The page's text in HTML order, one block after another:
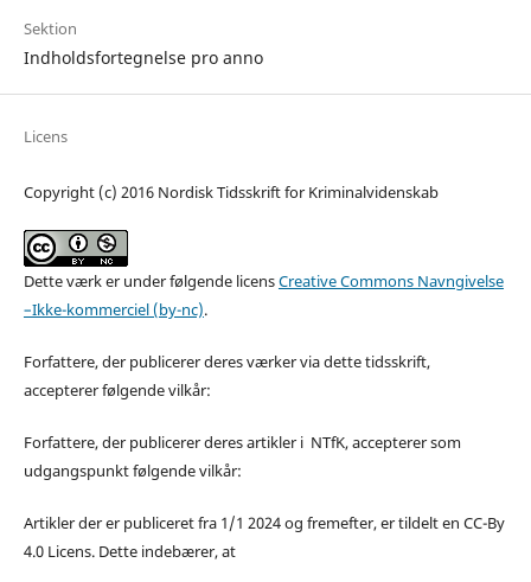
Sektion
Indholdsfortegnelse pro anno
Licens
Copyright (c) 2016 Nordisk Tidsskrift for Kriminalvidenskab
Dette værk er under følgende licensCreative Commons Navngivelse
–Ikke-kommerciel (by-nc).
Forfattere, der publicerer deres værker via dette tidsskrift,
accepterer følgende vilkår:
Forfattere, der publicerer deres artikler i NTfK, accepterer som
udgangspunkt følgende vilkår:
Artikler der er publiceret fra 1/1 2024 og fremefter, er tildelt en CC-By
4.0 Licens. Dette indebærer, at